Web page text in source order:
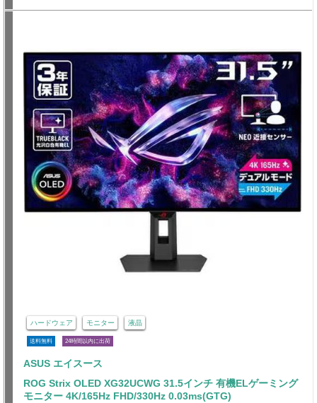
ハードウェア モニター 液晶
送料無料 24時間以内に出荷
ASUS エイスース
ROG Strix OLED XG32UCWG 31.5インチ 有機ELゲーミング
モニター 4K/165Hz FHD/330Hz 0.03ms(GTG)